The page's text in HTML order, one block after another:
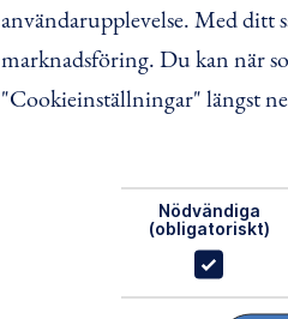
* Handla på
* Du betalar ingen
(däremot drar vi
* Vi bjuder på mat och
För att få dessa
Bytesmarknaden, men
FUNKTIONÄRSTIDER
Lördag 15/11 kl. 09.30-
användarupplevelse. Med ditt
marknadsföring. Du kan när
"Cookieinställningar" längst
Nödvändiga
(obligatoriskt)